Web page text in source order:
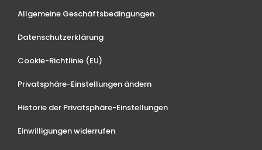
Allgemeine Geschäftsbedingungen
Datenschutzerklärung
Cookie-Richtlinie (EU)
Privatsphäre-Einstellungen ändern
Historie der Privatsphäre-Einstellungen
Einwilligungen widerrufen